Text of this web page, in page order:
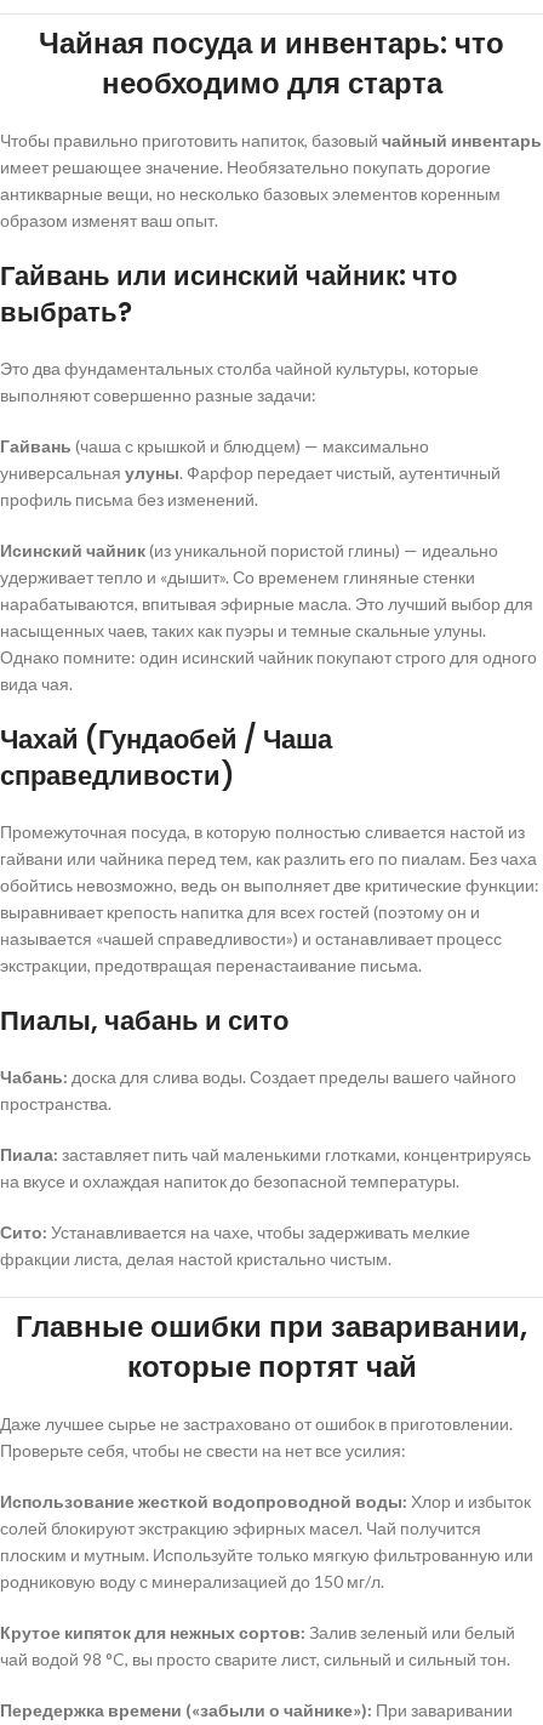
Чайная посуда и инвентарь: что
необходимо для старта
Чтобы правильно приготовить напиток, базовый чайный инвентарь
имеет решающее значение. Необязательно покупать дорогие
антикварные вещи, но несколько базовых элементов коренным
образом изменят ваш опыт.
Гайвань или исинский чайник: что
выбрать?
Это два фундаментальных столба чайной культуры, которые
выполняют совершенно разные задачи:
Гайвань (чаша с крышкой и блюдцем) — максимально
универсальная улуны. Фарфор передает чистый, аутентичный
профиль письма без изменений.
Исинский чайник(из уникальной пористой глины) — идеально
удерживает тепло и «дышит». Со временем глиняные стенки
нарабатываются, впитывая эфирные масла. Это лучший выбор для
насыщенных чаев, таких как пуэры и темные скальные улуны.
Однако помните: один исинский чайник покупают строго для одного
вида чая.
Чахай (Гундаобей / Чаша
справедливости)
Промежуточная посуда, в которую полностью сливается настой из
гайвани или чайника перед тем, как разлить его по пиалам. Без чаха
обойтись невозможно, ведь он выполняет две критические функции:
выравнивает крепость напитка для всех гостей (поэтому он и
называется «чашей справедливости») и останавливает процесс
экстракции, предотвращая перенастаивание письма.
Пиалы, чабань и сито
Чабань: доска для слива воды. Создает пределы вашего чайного
пространства.
Пиала: заставляет пить чай маленькими глотками, концентрируясь
на вкусе и охлаждая напиток до безопасной температуры.
Сито: Устанавливается на чахе, чтобы задерживать мелкие
фракции листа, делая настой кристально чистым.
Главные ошибки при заваривании,
которые портят чай
Даже лучшее сырье не застраховано от ошибок в приготовлении.
Проверьте себя, чтобы не свести на нет все усилия:
Использование жесткой водопроводной воды: Хлор и избыток
солей блокируют экстракцию эфирных масел. Чай получится
плоским и мутным. Используйте только мягкую фильтрованную или
родниковую воду с минерализацией до 150 мг/л.
Крутое кипяток для нежных сортов: Залив зеленый или белый
чай водой 98 °C, вы просто сварите лист, сильный и сильный тон.
Передержка времени («забыли о чайнике»): При заваривании